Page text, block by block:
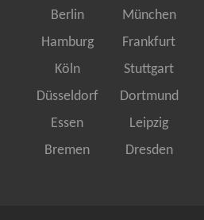
Berlin
München
Hamburg
Frankfurt
Köln
Stuttgart
Düsseldorf
Dortmund
Essen
Leipzig
Bremen
Dresden